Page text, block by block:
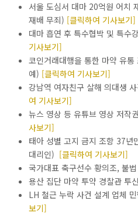
서울 도심서 대마 20억원 어치
재배 무죄) [클릭하여 기사보기]
대마 흡연 후 특수협박 및 특수
기사보기]
코인거래대행을 통한 마약 유
예) [클릭하여 기사보기]
강남역 여자친구 살해 의대생
여 기사보기]
뉴스 영상 등 유튜브 영상 저작
사보기]
태아 성별 고지 금지 조항 37년
대리인) [클릭하여 기사보기]
국가대표 축구선수 황의조, 불
용산 집단 마약 투약 경찰관 투
LH 철근 누락 사건 설계 업체
보기]